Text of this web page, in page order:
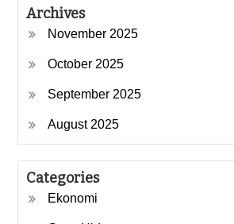
Archives
November 2025
October 2025
September 2025
August 2025
Categories
Ekonomi